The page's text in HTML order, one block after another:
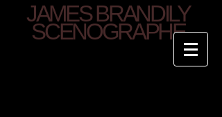
JAMES BRANDILY
SCENOGRAPHE